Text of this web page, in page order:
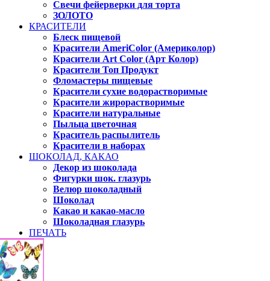
Свечи фейерверки для торта
ЗОЛОТО
КРАСИТЕЛИ
Блеск пищевой
Красители AmeriColor (Америколор)
Красители Art Color (Арт Колор)
Красители Топ Продукт
Фломастеры пищевые
Красители сухие водорастворимые
Красители жирорастворимые
Красители натуральные
Пыльца цветочная
Краситель распылитель
Красители в наборах
ШОКОЛАД, КАКАО
Декор из шоколада
Фигурки шок. глазурь
Велюр шоколадный
Шоколад
Какао и какао-масло
Шоколадная глазурь
ПЕЧАТЬ